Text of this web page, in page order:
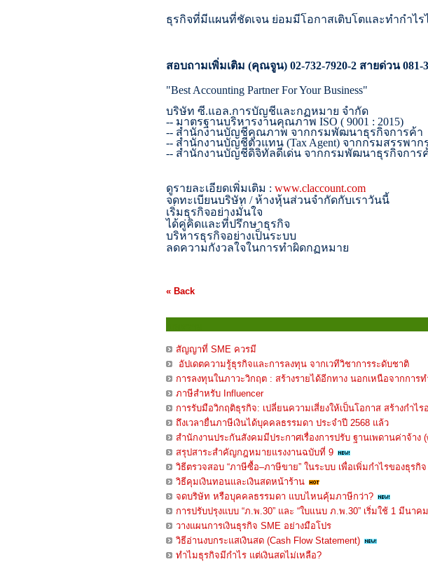
ธุรกิจที่มีแผนที่ชัดเจน ย่อมมีโอกาสเติบโตและทำกำไร
สอบถามเพิ่มเติม (คุณจูน) 02-732-7920-2 สายด่วน 081-
"Best Accounting Partner For Your Business"
บริษัท ซี.แอล.การบัญชีและกฏหมาย จำกัด
-- มาตรฐานบริหารงานคุณภาพ ISO ( 9001 : 2015)
-- สำนักงานบัญชีคุณภาพ จากกรมพัฒนาธุรกิจการค้า
-- สำนักงานบัญชีตัวแทน (Tax Agent) จากกรมสรรพาก
-- สำนักงานบัญชีดิจิทัลดีเด่น จากกรมพัฒนาธุรกิจการ
ดูรายละเอียดเพิ่มเติม : www.claccount.com
จดทะเบียนบริษัท / ห้างหุ้นส่วนจำกัดกับเราวันนี้
เริ่มธุรกิจอย่างมั่นใจ
ได้คู่คิดและที่ปรึกษาธุรกิจ
บริหารธุรกิจอย่างเป็นระบบ
ลดความกังวลใจในการทำผิดกฏหมาย
« Back
สัญญาที่ SME ควรมี
อัปเดตความรู้ธุรกิจและการลงทุน จากเวทีวิชาการระดับชาติ
การลงทุนในภาวะวิกฤต : สร้างรายได้อีกทาง นอกเหนือจากการ
ภาษีสำหรับ Influencer
การรับมือวิกฤติธุรกิจ: เปลี่ยนความเสี่ยงให้เป็นโอกาส สร้างกำไร
ถึงเวลายื่นภาษีเงินได้บุคคลธรรมดา ประจำปี 2568 แล้ว
สำนักงานประกันสังคมมีประกาศเรื่องการปรับ ฐานเพดานค่าจ้าง
สรุปสาระสำคัญกฎหมายแรงงานฉบับที่ 9
วิธีตรวจสอบ “ภาษีซื้อ–ภาษีขาย” ในระบบ เพื่อเพิ่มกำไรของธุรกิจ
วิธีคุมเงินทอนและเงินสดหน้าร้าน
จดบริษัท หรือบุคคลธรรมดา แบบไหนคุ้มภาษีกว่า?
การปรับปรุงแบบ “ภ.พ.30” และ “ใบแนบ ภ.พ.30” เริ่มใช้ 1 มีนาค
วางแผนการเงินธุรกิจ SME อย่างมือโปร
วิธีอ่านงบกระแสเงินสด (Cash Flow Statement)
ทำไมธุรกิจมีกำไร แต่เงินสดไม่เหลือ?